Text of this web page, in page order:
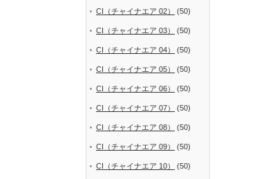
CI（チャイナエア 02） (50)
CI（チャイナエア 03） (50)
CI（チャイナエア 04） (50)
CI（チャイナエア 05） (50)
CI（チャイナエア 06） (50)
CI（チャイナエア 07） (50)
CI（チャイナエア 08） (50)
CI（チャイナエア 09） (50)
CI（チャイナエア 10） (50)